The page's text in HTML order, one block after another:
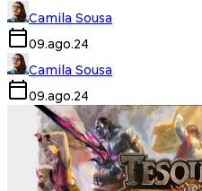
Camila Sousa
09.ago.24
Camila Sousa
09.ago.24